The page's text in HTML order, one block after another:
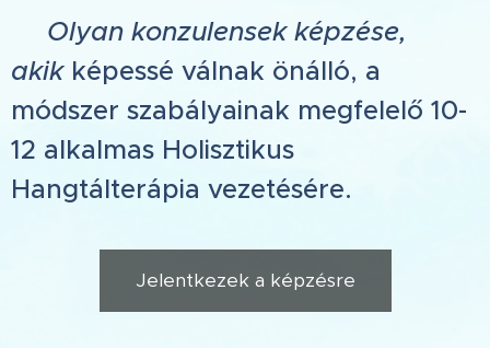
Olyan konzulensek képzése,
akik képessé válnak önálló, a
módszer szabályainak megfelelő 10-
12 alkalmas Holisztikus
Hangtálterápia vezetésére.
Jelentkezek a képzésre